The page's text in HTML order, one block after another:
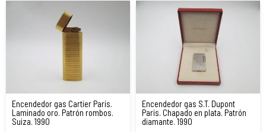
Encendedor gas Cartier París.
Laminado oro. Patrón rombos.
Suiza. 1990
Encendedor gas S.T. Dupont
París. Chapado en plata. Patrón
diamante. 1990